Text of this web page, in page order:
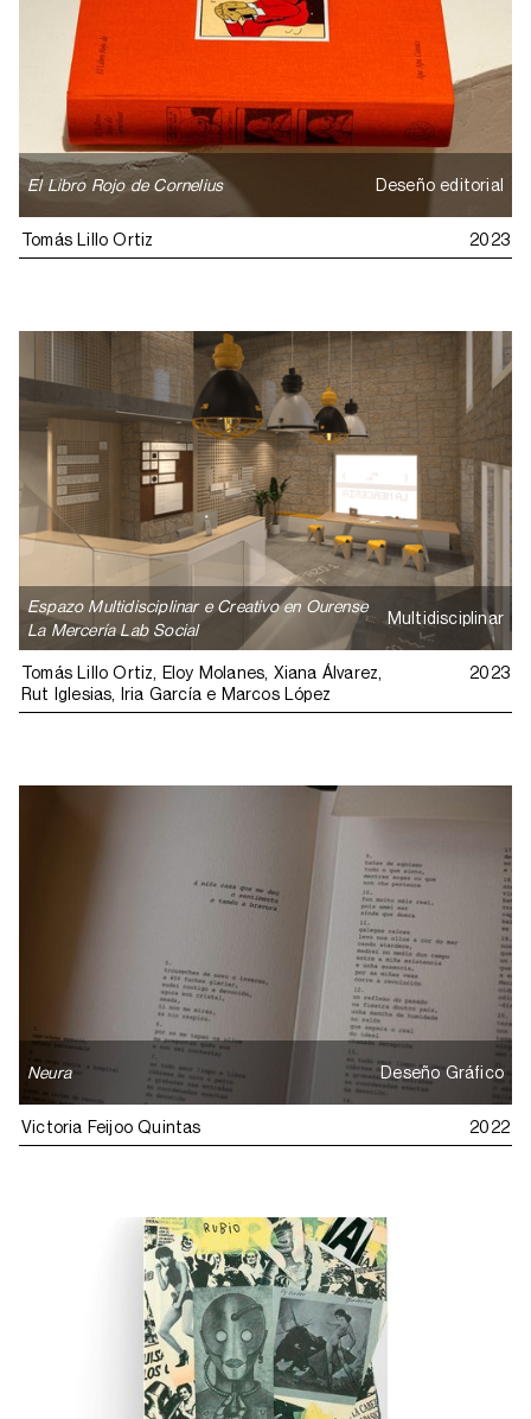
El Libro Rojo de Cornelius Deseño editorial
Tomás Lillo Ortiz 2023
Espazo Multidisciplinar e Creativo en Ourense
La Mercería Lab Social
Multidisciplinar
Tomás Lillo Ortiz, Eloy Molanes, Xiana Álvarez,
Rut Iglesias, Iria García e Marcos López
2023
Neura Deseño Gráfico
Victoria Feijoo Quintas 2022